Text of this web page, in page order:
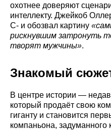
охотнее доверяют
интеллекту. Джейкоб
C- и обозвал картину
рискнувшим затронуть
творят мужчины».
Знакомый
В центре истории —
который продаёт свою
гиганту и становится
компаньона, задуманного